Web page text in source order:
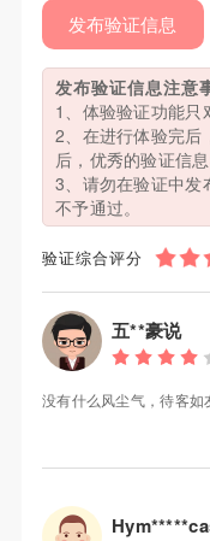
发布验证信息
发布验证信息注意
1、体验验证功能只
2、在进行体验完后
后，优秀的验证信
3、请勿在验证中发
不予通过。
验证综合评分
五**豪说
没有什么风尘气，待客如